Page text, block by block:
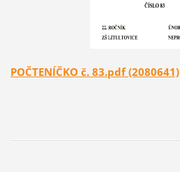
POČTENÍČKO č. 83.pdf (2080641)